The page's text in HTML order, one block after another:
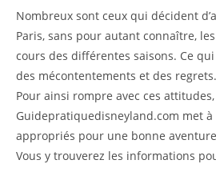
Nombreux sont ceux qui décident
Paris, sans pour autant connaître,
cours des différentes saisons. Ce
des mécontentements et des regrets.
Pour ainsi rompre avec ces attitudes,
Guidepratiquedisneyland.com met
appropriés pour une bonne
Vous y trouverez les informations